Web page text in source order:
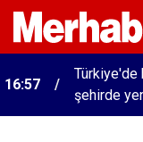
16:57
Türkiye'de
şehirde